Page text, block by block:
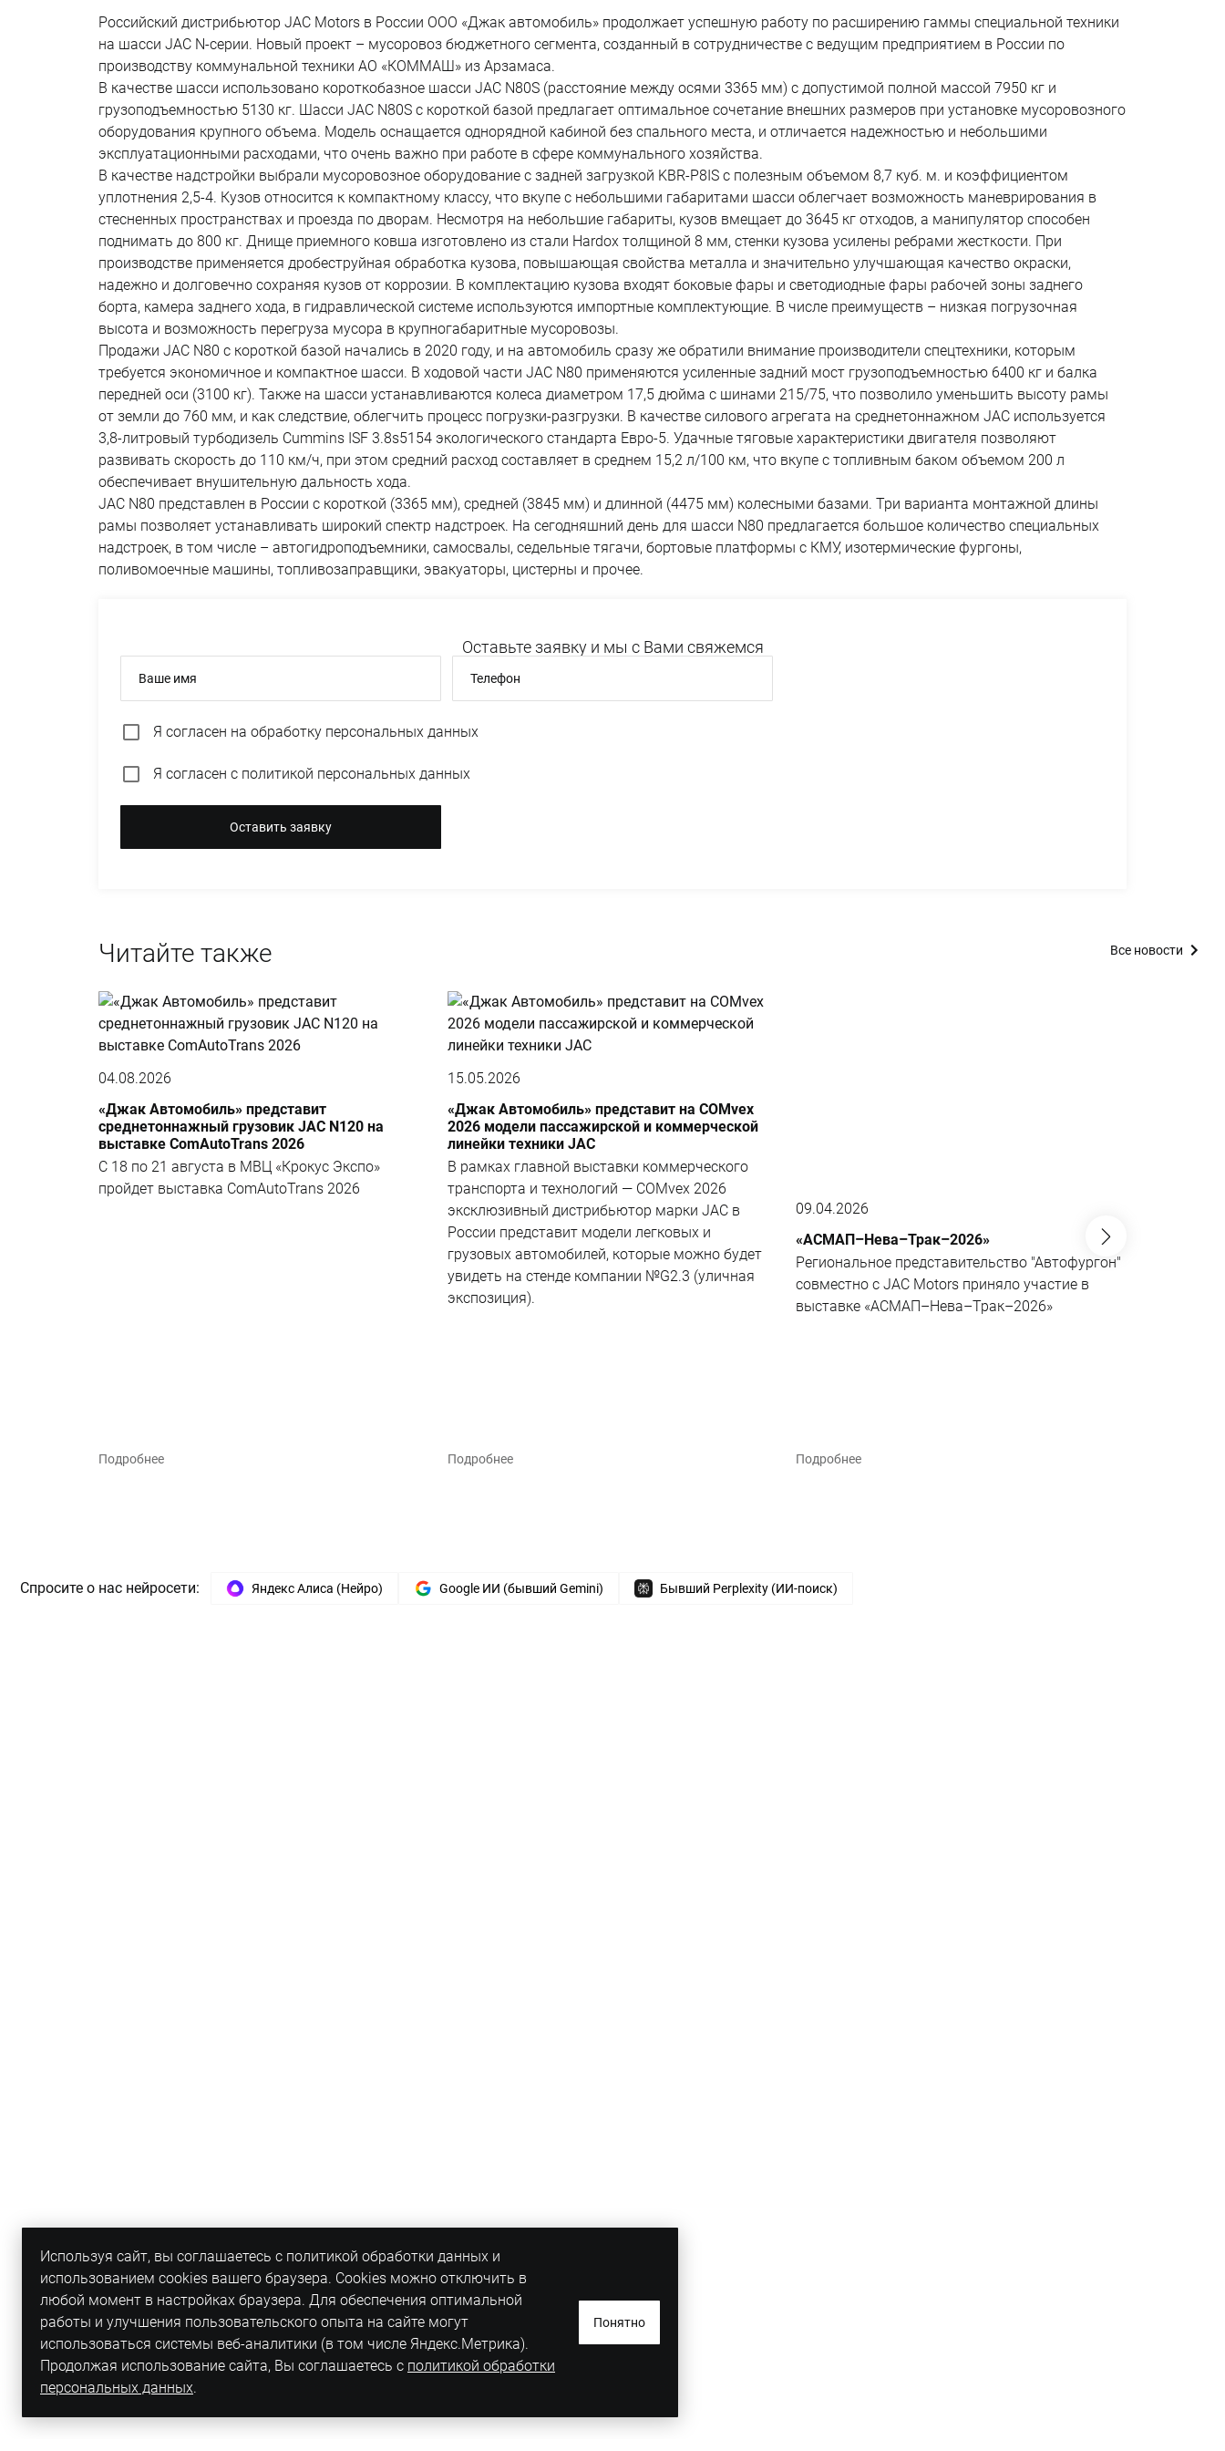
Оставьте заявку и мы с Вами свяжемся
Ваше имя Телефон
Я согласен на обработку персональных данных
Я согласен с политикой персональных данных
Оставить заявку
Российский дистрибьютор JAC Motors в России ООО «Джак автомобиль» продолжает успешную работу по расширению гаммы специальной техники
на шасси JAC N-серии. Новый проект – мусоровоз бюджетного сегмента, созданный в сотрудничестве с ведущим предприятием в России по
производству коммунальной техники АО «КОММАШ» из Арзамаса.
В качестве шасси использовано короткобазное шасси JAC N80S (расстояние между осями 3365 мм) с допустимой полной массой 7950 кг и
грузоподъемностью 5130 кг. Шасси JAC N80S с короткой базой предлагает оптимальное сочетание внешних размеров при установке мусоровозного
оборудования крупного объема. Модель оснащается однорядной кабиной без спального места, и отличается надежностью и небольшими
эксплуатационными расходами, что очень важно при работе в сфере коммунального хозяйства.
В качестве надстройки выбрали мусоровозное оборудование с задней загрузкой KBR-P8IS с полезным объемом 8,7 куб. м. и коэффициентом
уплотнения 2,5-4. Кузов относится к компактному классу, что вкупе с небольшими габаритами шасси облегчает возможность маневрирования в
стесненных пространствах и проезда по дворам. Несмотря на небольшие габариты, кузов вмещает до 3645 кг отходов, а манипулятор способен
поднимать до 800 кг. Днище приемного ковша изготовлено из стали Hardox толщиной 8 мм, стенки кузова усилены ребрами жесткости. При
производстве применяется дробеструйная обработка кузова, повышающая свойства металла и значительно улучшающая качество окраски,
надежно и долговечно сохраняя кузов от коррозии. В комплектацию кузова входят боковые фары и светодиодные фары рабочей зоны заднего
борта, камера заднего хода, в гидравлической системе используются импортные комплектующие. В числе преимуществ – низкая погрузочная
высота и возможность перегруза мусора в крупногабаритные мусоровозы.
Продажи JAC N80 с короткой базой начались в 2020 году, и на автомобиль сразу же обратили внимание производители спецтехники, которым
требуется экономичное и компактное шасси. В ходовой части JAC N80 применяются усиленные задний мост грузоподъемностью 6400 кг и балка
передней оси (3100 кг). Также на шасси устанавливаются колеса диаметром 17,5 дюйма с шинами 215/75, что позволило уменьшить высоту рамы
от земли до 760 мм, и как следствие, облегчить процесс погрузки-разгрузки. В качестве силового агрегата на среднетоннажном JAC используется
3,8-литровый турбодизель Cummins ISF 3.8s5154 экологического стандарта Евро-5. Удачные тяговые характеристики двигателя позволяют
развивать скорость до 110 км/ч, при этом средний расход составляет в среднем 15,2 л/100 км, что вкупе с топливным баком объемом 200 л
обеспечивает внушительную дальность хода.
JAC N80 представлен в России с короткой (3365 мм), средней (3845 мм) и длинной (4475 мм) колесными базами. Три варианта монтажной длины
рамы позволяет устанавливать широкий спектр надстроек. На сегодняшний день для шасси N80 предлагается большое количество специальных
надстроек, в том числе – автогидроподъемники, самосвалы, седельные тягачи, бортовые платформы с КМУ, изотермические фургоны,
поливомоечные машины, топливозаправщики, эвакуаторы, цистерны и прочее.
Читайте также
04.08.2026
«Джак Автомобиль» представит
среднетоннажный грузовик JAC N120 на
выставке ComAutoTrans 2026
С 18 по 21 августа в МВЦ «Крокус Экспо»
пройдет выставка ComAutoTrans 2026
Подробнее
15.05.2026
«Джак Автомобиль» представит на COMvex
2026 модели пассажирской и коммерческой
линейки техники JAC
В рамках главной выставки коммерческого
транспорта и технологий — COMvex 2026
эксклюзивный дистрибьютор марки JAC в
России представит модели легковых и
грузовых автомобилей, которые можно будет
увидеть на стенде компании №G2.3 (уличная
экспозиция).
Подробнее
09.04.2026
«АСМАП–Нева–Трак–2026»
Региональное представительство "Автофургон"
совместно с JAC Motors приняло участие в
выставке «АСМАП–Нева–Трак–2026»
Подробнее
Все новости
Спросите о нас нейросети: Яндекс Алиса (Нейро) Google ИИ (бывший Gemini) Бывший Perplexity (ИИ-поиск)
Используя сайт, вы соглашаетесь с политикой обработки данных и
использованием cookies вашего браузера. Cookies можно отключить в
любой момент в настройках браузера. Для обеспечения оптимальной
работы и улучшения пользовательского опыта на сайте могут
использоваться системы веб-аналитики (в том числе Яндекс.Метрика).
Продолжая использование сайта, Вы соглашаетесь с политикой обработки
персональных данных.
Понятно